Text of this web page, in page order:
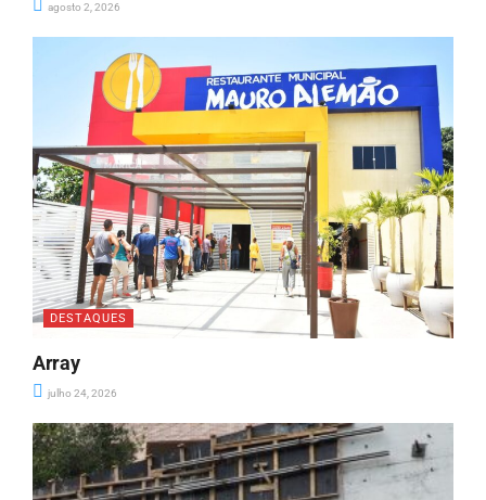
agosto 2, 2026
DESTAQUES
Array
julho 24, 2026